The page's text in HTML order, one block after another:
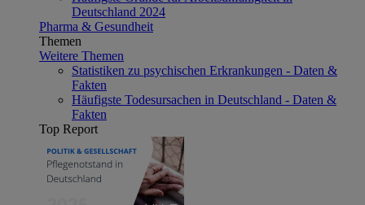
Deutschland 2024
Pharma & Gesundheit
Themen
Weitere Themen
Statistiken zu psychischen Erkrankungen - Daten &
Fakten
Häufigste Todesursachen in Deutschland - Daten &
Fakten
Top Report